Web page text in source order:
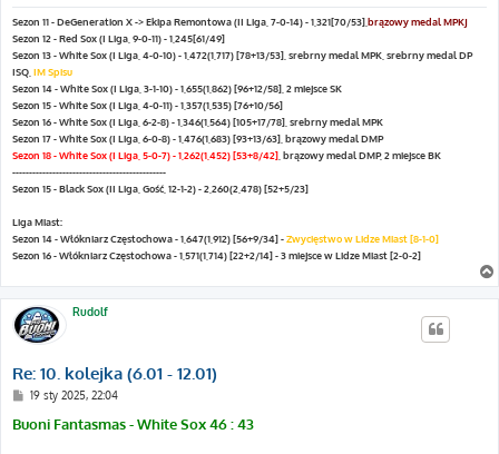
Sezon 11 - DeGeneration X -> Ekipa Remontowa (II Liga, 7-0-14) - 1,321[70/53],brązowy medal MPKJ
Sezon 12 - Red Sox (I Liga, 9-0-11) - 1,245[61/49]
Sezon 13 - White Sox (I Liga, 4-0-10) - 1,472(1,717) [78+13/53], srebrny medal MPK, srebrny medal DP
ISQ, IM Spisu
Sezon 14 - White Sox (I Liga, 3-1-10) - 1,655(1,862) [96+12/58], 2 miejsce SK
Sezon 15 - White Sox (I Liga, 4-0-11) - 1,357(1,535) [76+10/56]
Sezon 16 - White Sox (I Liga, 6-2-8) - 1,346(1,564) [105+17/78], srebrny medal MPK
Sezon 17 - White Sox (I Liga, 6-0-8) - 1,476(1,683) [93+13/63], brązowy medal DMP
Sezon 18 - White Sox (I Liga, 5-0-7) - 1,262(1,452) [53+8/42] , brązowy medal DMP, 2 miejsce BK
----------------------------------------------
Sezon 15 - Black Sox (II Liga, Gość, 12-1-2) - 2,260(2,478) [52+5/23]
Liga Miast:
Sezon 14 - Włókniarz Częstochowa - 1,647(1,912) [56+9/34] -Zwycięstwo w Lidze Miast [8-1-0]
Sezon 16 - Włókniarz Częstochowa - 1,571(1,714) [22+2/14] - 3 miejsce w Lidze Miast [2-0-2]
Rudolf
Re: 10. kolejka (6.01 - 12.01)
P
s
t
19 sty 2025, 22:04
Buoni Fantasmas - White Sox 46 : 43